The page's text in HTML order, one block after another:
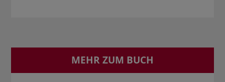
MEHR ZUM BUCH